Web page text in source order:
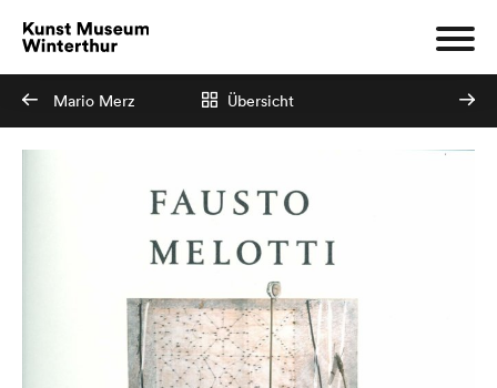
Mario Merz Übersicht